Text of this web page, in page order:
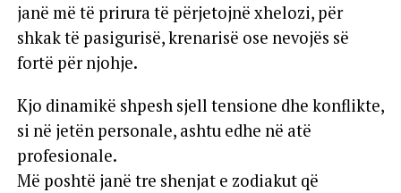
janë më të prirura të përjetojnë xhelozi, për
shkak të pasigurisë, krenarisë ose nevojës së
fortë për njohje.
Kjo dinamikë shpesh sjell tensione dhe konflikte,
si në jetën personale, ashtu edhe në atë
profesionale.
Më poshtë janë tre shenjat e zodiakut që